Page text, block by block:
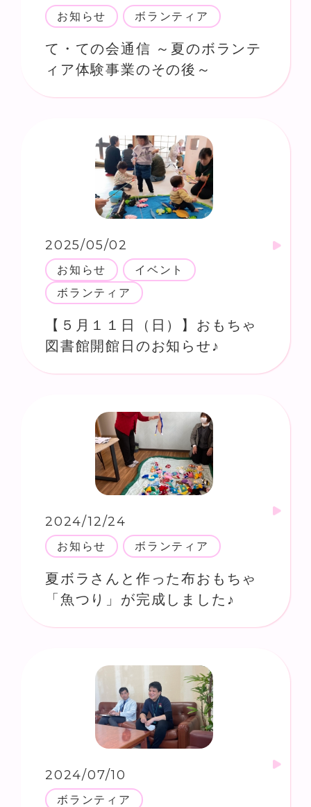
お知らせ ボランティア
て・ての会通信 ～夏のボランテ
ィア体験事業のその後～
2025/05/02
お知らせ
イベント
ボランティア
【５月１１日（日）】おもちゃ
図書館開館日のお知らせ♪
2024/12/24
お知らせ ボランティア
夏ボラさんと作った布おもちゃ
「魚つり」が完成しました♪
2024/07/10
ボランティア